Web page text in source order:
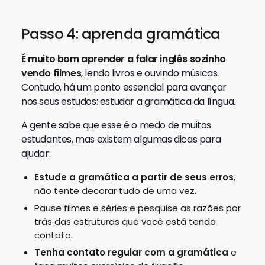
Passo 4: aprenda gramática
É muito bom aprender a falar inglês sozinho
vendo filmes, lendo livros e ouvindo músicas.
Contudo, há um ponto essencial para avançar
nos seus estudos: estudar a gramática da língua.
A gente sabe que esse é o medo de muitos
estudantes, mas existem algumas dicas para
ajudar:
Estude a gramática a partir de seus erros,
não tente decorar tudo de uma vez.
Pause filmes e séries e pesquise as razões por
trás das estruturas que você está tendo
contato.
Tenha contato regular com a gramática e